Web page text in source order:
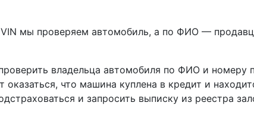
мы проверяем автомобиль, а по ФИО —
владельца автомобиля по ФИО и номеру
что машина куплена в кредит и
и запросить выписку из реестра